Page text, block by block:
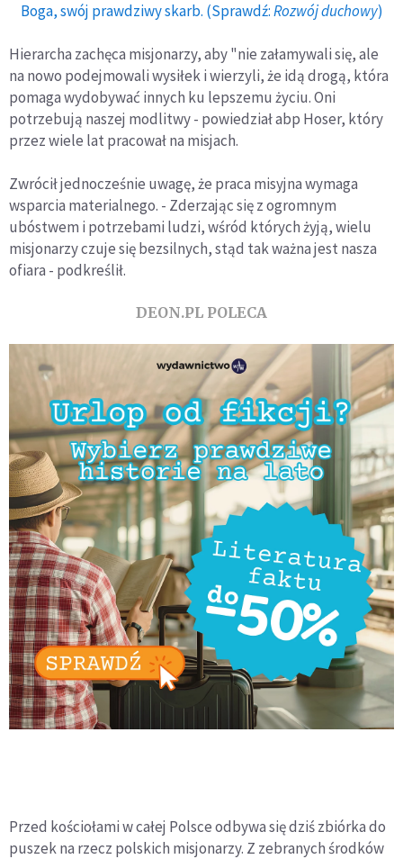
Boga, swój prawdziwy skarb. (Sprawdź:Rozwój duchowy)
Hierarcha zachęca misjonarzy, aby "nie załamywali się, ale
na nowo podejmowali wysiłek i wierzyli, że idą drogą, która
pomaga wydobywać innych ku lepszemu życiu. Oni
potrzebują naszej modlitwy - powiedział abp Hoser, który
przez wiele lat pracował na misjach.
Zwrócił jednocześnie uwagę, że praca misyjna wymaga
wsparcia materialnego. - Zderzając się z ogromnym
ubóstwem i potrzebami ludzi, wśród których żyją, wielu
misjonarzy czuje się bezsilnych, stąd tak ważna jest nasza
ofiara - podkreślił.
DEON.PL POLECA
Przed kościołami w całej Polsce odbywa się dziś zbiórka do
puszek na rzecz polskich misjonarzy. Z zebranych środków